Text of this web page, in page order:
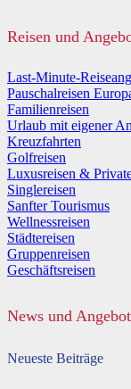
Reisen und
Last-Minute-
Pauschalreisen
Familienreisen
Urlaub mit eigener
Kreuzfahrten
Golfreisen
Luxusreisen &
Singlereisen
Sanfter Tourismus
Wellnessreisen
Städtereisen
Gruppenreisen
Geschäftsreisen
News und
Neueste Beiträge